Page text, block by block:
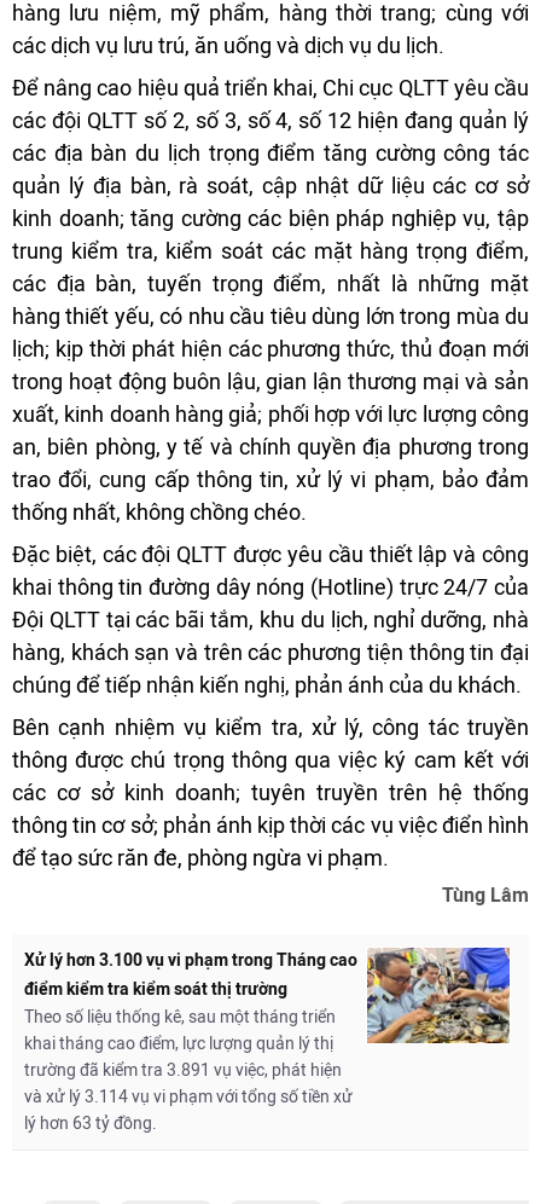
hàng lưu niệm, mỹ phẩm, hàng thời trang; cùng với
các dịch vụ lưu trú, ăn uống và dịch vụ du lịch.
Để nâng cao hiệu quả triển khai, Chi cục QLTT yêu cầu
các đội QLTT số 2, số 3, số 4, số 12 hiện đang quản lý
các địa bàn du lịch trọng điểm tăng cường công tác
quản lý địa bàn, rà soát, cập nhật dữ liệu các cơ sở
kinh doanh; tăng cường các biện pháp nghiệp vụ, tập
trung kiểm tra, kiểm soát các mặt hàng trọng điểm,
các địa bàn, tuyến trọng điểm, nhất là những mặt
hàng thiết yếu, có nhu cầu tiêu dùng lớn trong mùa du
lịch; kịp thời phát hiện các phương thức, thủ đoạn mới
trong hoạt động buôn lậu, gian lận thương mại và sản
xuất, kinh doanh hàng giả; phối hợp với lực lượng công
an, biên phòng, y tế và chính quyền địa phương trong
trao đổi, cung cấp thông tin, xử lý vi phạm, bảo đảm
thống nhất, không chồng chéo.
Đặc biệt, các đội QLTT được yêu cầu thiết lập và công
khai thông tin đường dây nóng (Hotline) trực 24/7 của
Đội QLTT tại các bãi tắm, khu du lịch, nghỉ dưỡng, nhà
hàng, khách sạn và trên các phương tiện thông tin đại
chúng để tiếp nhận kiến nghị, phản ánh của du khách.
Bên cạnh nhiệm vụ kiểm tra, xử lý, công tác truyền
thông được chú trọng thông qua việc ký cam kết với
các cơ sở kinh doanh; tuyên truyền trên hệ thống
thông tin cơ sở; phản ánh kịp thời các vụ việc điển hình
để tạo sức răn đe, phòng ngừa vi phạm.
Tùng Lâm
Xử lý hơn 3.100 vụ vi phạm trong Tháng cao
điểm kiểm tra kiểm soát thị trường
Theo số liệu thống kê, sau một tháng triển
khai tháng cao điểm, lực lượng quản lý thị
trường đã kiểm tra 3.891 vụ việc, phát hiện
và xử lý 3.114 vụ vi phạm với tổng số tiền xử
lý hơn 63 tỷ đồng.